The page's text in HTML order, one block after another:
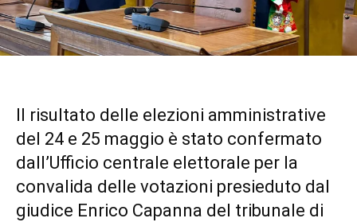
Il risultato delle elezioni amministrative
del 24 e 25 maggio è stato confermato
dall’Ufficio centrale elettorale per la
convalida delle votazioni presieduto dal
giudice Enrico Capanna del tribunale di